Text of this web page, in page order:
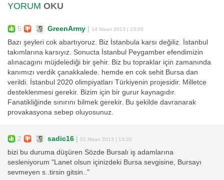
YORUM OKU
5 GreenArmy | 14 Nisan 2013 | 23:05
Bazı şeyleri cok abartıyoruz. Biz İstanbula karsı değiliz. İstanbul
takımlarına karsıyız. Sonucta İstanbul Peygamber efendimizin
alınacagını müjdelediği bir şehir. Biz bu topraklar için zamanında
kanımızı verdik çanakkalede. hemde en cok sehit Bursa dan
verildi. İstanbul 2020 olimpiyatları Türkiyenin projesidir. Milletce
desteklenmesi gerekir. Bizim için bir gurur kaynagıdır.
Fanatikliğinde sınırını bilmek gerekir. Bu şekilde davranarak
provakasyona sebep oluyosunuz.
2 sadic16 | 02 Nisan 2013 | 13:20
bizi bu duruma düşüren Sözde Bursalı iş adamlarına
sesleniyorum "Lanet olsun içinizdeki Bursa sevgisine, Bursayı
sevmeyen s..tirsin gitsin.."